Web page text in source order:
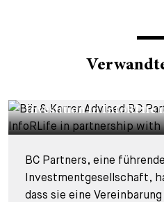
Investition in InfoRLife
BC Partners, eine
Investmentgesellschaft,
dass sie eine